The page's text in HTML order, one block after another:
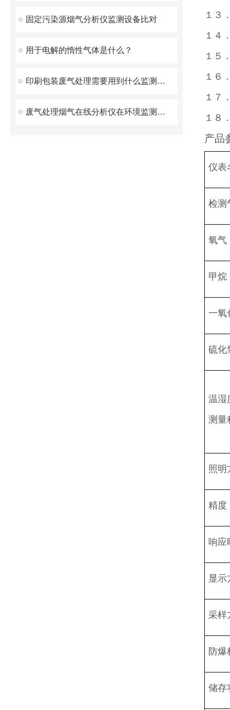
固定污染源烟气分析仪监测设备比对
用于电解的惰性气体是什么？
印刷包装废气处理需要用到什么监测设备？
废气处理烟气在线分析仪在环境监测与治理中的作用
１３
１４
１５
１６
１７
１８
产品
仪表
检测
氧气
甲烷
一氧
硫化
温湿
测量
照明
精度
响应
显示
采样
防爆
储存